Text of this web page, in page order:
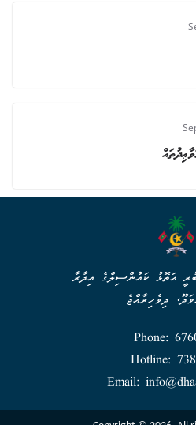
އަތޮޅު ކައުންސިލްގެ އިދާރާ
ދިވެހިރާއްޖެ
Phone:
Hotline:
Email: